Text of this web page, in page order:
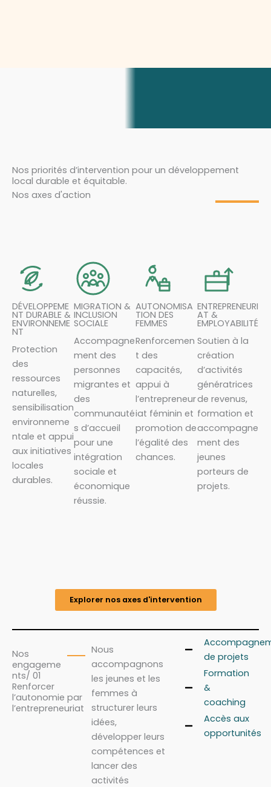
Nos priorités d’intervention pour un développement
local durable et équitable.
Nos axes d'action
DÉVELOPPEME
NT DURABLE &
ENVIRONNEME
NT
Protection
des
ressources
naturelles,
sensibilisation
environneme
ntale et appui
aux initiatives
locales
durables.
MIGRATION &
INCLUSION
SOCIALE
Accompagne
ment des
personnes
migrantes et
des
communauté
s d’accueil
pour une
intégration
sociale et
économique
réussie.
AUTONOMISA
TION DES
FEMMES
Renforcemen
t des
capacités,
appui à
l’entrepreneur
iat féminin et
promotion de
l’égalité des
chances.
ENTREPRENEURI
AT &
EMPLOYABILITÉ
Soutien à la
création
d’activités
génératrices
de revenus,
formation et
accompagne
ment des
jeunes
porteurs de
projets.
Explorer nos axes d'intervention
Nos
engageme
nts/ 01
Renforcer
l’autonomie par
l’entrepreneuriat
Nous
accompagnons
les jeunes et les
femmes à
structurer leurs
idées,
développer leurs
compétences et
lancer des
activités
de projets
Formation
&
coaching
Accès aux
opportunités